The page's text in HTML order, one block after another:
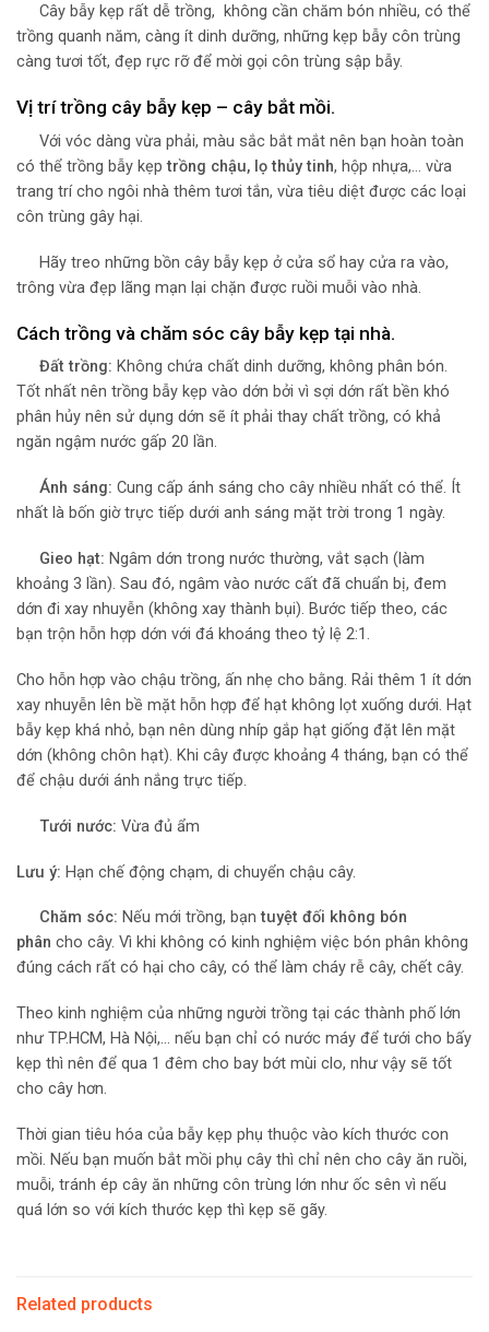
Cây bẫy kẹp rất dễ trồng, không cần chăm bón nhiều, có thể
trồng quanh năm, càng ít dinh dưỡng, những kẹp bẫy côn trùng
càng tươi tốt, đẹp rực rỡ để mời gọi côn trùng sập bẫy.
Vị trí trồng cây bẫy kẹp – cây bắt mồi.
Với vóc dàng vừa phải, màu sắc bắt mắt nên bạn hoàn toàn
có thể trồng bẫy kẹptrồng chậu, lọ thủy tinh, hộp nhựa,… vừa
trang trí cho ngôi nhà thêm tươi tắn, vừa tiêu diệt được các loại
côn trùng gây hại.
Hãy treo những bồn cây bẫy kẹp ở cửa sổ hay cửa ra vào,
trông vừa đẹp lãng mạn lại chặn được ruồi muỗi vào nhà.
Cách trồng và chăm sóc cây bẫy kẹp tại nhà.
Đất trồng: Không chứa chất dinh dưỡng, không phân bón.
Tốt nhất nên trồng bẫy kẹp vào dớn bởi vì sợi dớn rất bền khó
phân hủy nên sử dụng dớn sẽ ít phải thay chất trồng, có khả
ngăn ngậm nước gấp 20 lần.
Ánh sáng: Cung cấp ánh sáng cho cây nhiều nhất có thể. Ít
nhất là bốn giờ trực tiếp dưới anh sáng mặt trời trong 1 ngày.
Gieo hạt: Ngâm dớn trong nước thường, vắt sạch (làm
khoảng 3 lần). Sau đó, ngâm vào nước cất đã chuẩn bị, đem
dớn đi xay nhuyễn (không xay thành bụi). Bước tiếp theo, các
bạn trộn hỗn hợp dớn với đá khoáng theo tỷ lệ 2:1.
Cho hỗn hợp vào chậu trồng, ấn nhẹ cho bằng. Rải thêm 1 ít dớn
xay nhuyễn lên bề mặt hỗn hợp để hạt không lọt xuống dưới. Hạt
bẫy kẹp khá nhỏ, bạn nên dùng nhíp gắp hạt giống đặt lên mặt
dớn (không chôn hạt). Khi cây được khoảng 4 tháng, bạn có thể
để chậu dưới ánh nắng trực tiếp.
Tưới nước: Vừa đủ ẩm
Lưu ý: Hạn chế động chạm, di chuyển chậu cây.
Chăm sóc: Nếu mới trồng, bạn tuyệt đối không bón
phân cho cây. Vì khi không có kinh nghiệm việc bón phân không
đúng cách rất có hại cho cây, có thể làm cháy rễ cây, chết cây.
Theo kinh nghiệm của những người trồng tại các thành phố lớn
như TP.HCM, Hà Nội,… nếu bạn chỉ có nước máy để tưới cho bấy
kẹp thì nên để qua 1 đêm cho bay bớt mùi clo, như vậy sẽ tốt
cho cây hơn.
Thời gian tiêu hóa của bẫy kẹp phụ thuộc vào kích thước con
mồi. Nếu bạn muốn bắt mồi phụ cây thì chỉ nên cho cây ăn ruồi,
muỗi, tránh ép cây ăn những côn trùng lớn như ốc sên vì nếu
quá lớn so với kích thước kẹp thì kẹp sẽ gãy.
Related products